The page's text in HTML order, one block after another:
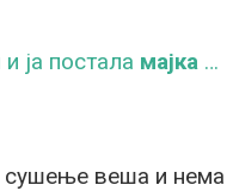
ја постала мајка…
сушење веша и нема